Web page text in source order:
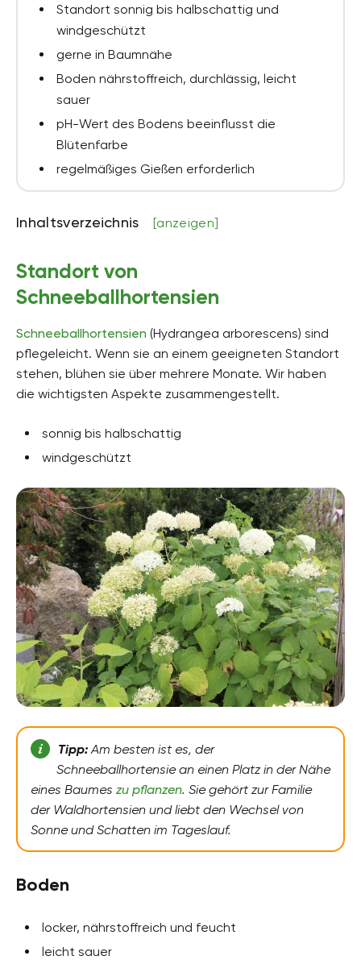
Standort sonnig bis halbschattig und
windgeschützt
gerne in Baumnähe
Boden nährstoffreich, durchlässig, leicht
sauer
pH-Wert des Bodens beeinflusst die
Blütenfarbe
regelmäßiges Gießen erforderlich
Inhaltsverzeichnis [anzeigen]
Standort von
Schneeballhortensien
Schneeballhortensien (Hydrangea arborescens) sind
pflegeleicht. Wenn sie an einem geeigneten Standort
stehen, blühen sie über mehrere Monate. Wir haben
die wichtigsten Aspekte zusammengestellt.
sonnig bis halbschattig
windgeschützt
Tipp:Am besten ist es, der
Schneeballhortensie an einen Platz in der Nähe
eines Baumes zu pflanzen. Sie gehört zur Familie
der Waldhortensien und liebt den Wechsel von
Sonne und Schatten im Tageslauf.
Boden
locker, nährstoffreich und feucht
leicht sauer